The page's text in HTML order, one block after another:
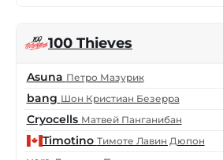
100 Thieves
Asuna Петро Мазурик
bang Шон Кристиан Безерра
Cryocells Матвей Панганибан
Timotino Тимоте Лавин Дюпон